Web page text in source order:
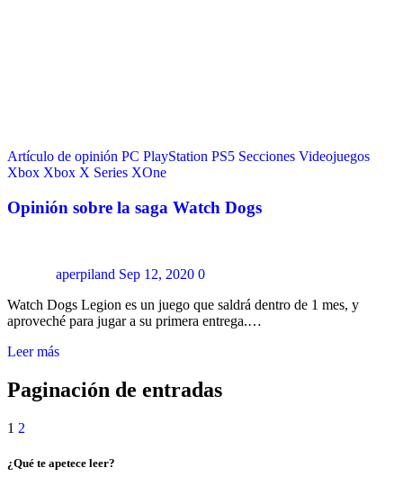
Artículo de opinión PC PlayStation PS5 Secciones Videojuegos
Xbox Xbox X Series XOne
Opinión sobre la saga Watch Dogs
aperpiland Sep 12, 2020 0
Watch Dogs Legion es un juego que saldrá dentro de 1 mes, y
aproveché para jugar a su primera entrega.…
Leer más
Paginación de entradas
1 2
¿Qué te apetece leer?